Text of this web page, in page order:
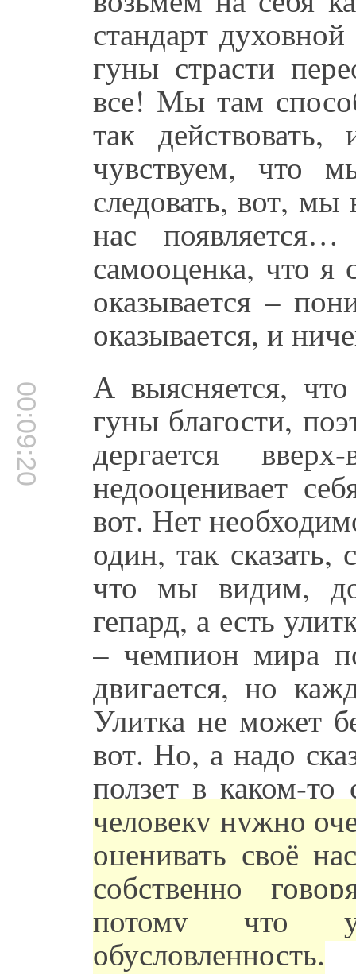
стандарт
гуны страсти
все! Мы там
так
чувствуем, что
следовать, вот, мы
нас
самооценка, что
оказывается –
оказывается, и
00:09:20 А выясняется,
гуны благости,
дергается
недооценивает
вот. Нет
один, так
что мы видим,
гепард, а есть
– чемпион мира
двигается, но
Улитка не может
вот. Но, а надо
ползет в каком-
человеку нужно
оценивать своё
собственно
потому что
обусловленность.